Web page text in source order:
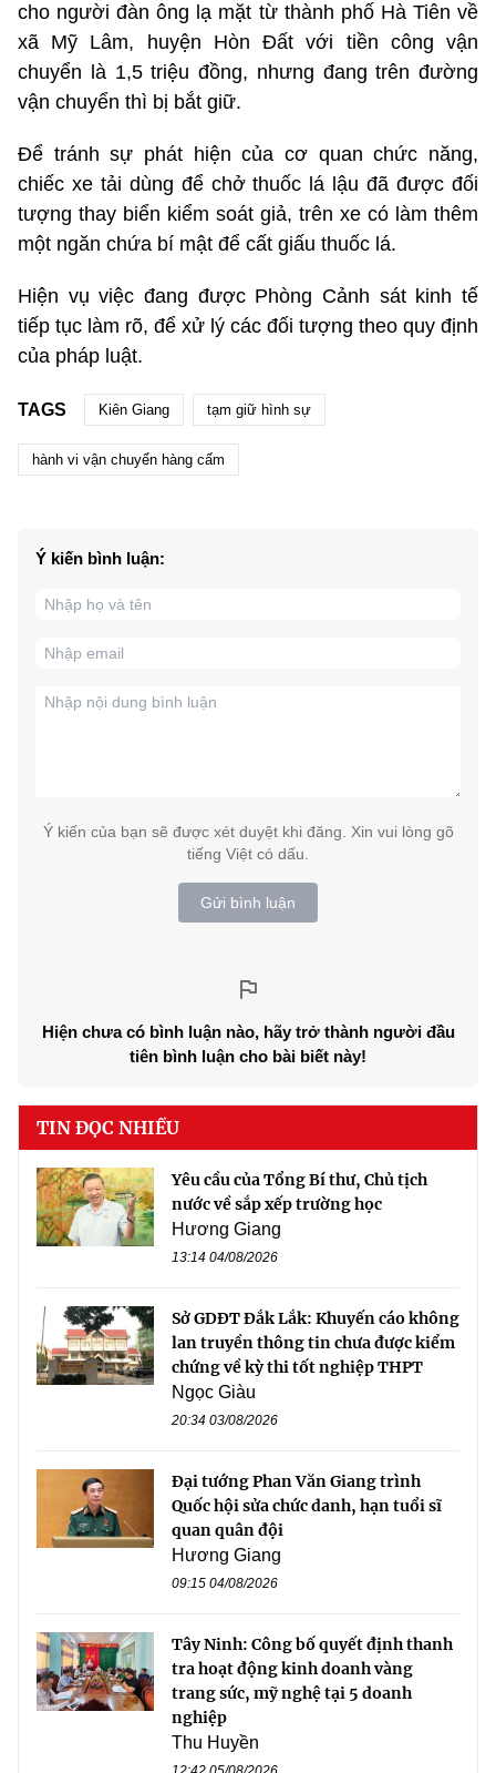
cho người đàn ông lạ mặt từ thành phố Hà Tiên về
xã Mỹ Lâm, huyện Hòn Đất với tiền công vận
chuyển là 1,5 triệu đồng, nhưng đang trên đường
vận chuyển thì bị bắt giữ.
Để tránh sự phát hiện của cơ quan chức năng,
chiếc xe tải dùng để chở thuốc lá lậu đã được đối
tượng thay biển kiểm soát giả, trên xe có làm thêm
một ngăn chứa bí mật để cất giấu thuốc lá.
Hiện vụ việc đang được Phòng Cảnh sát kinh tế
tiếp tục làm rõ, để xử lý các đối tượng theo quy định
của pháp luật.
TAGS Kiên Giang tạm giữ hình sự
hành vi vận chuyển hàng cấm
Ý kiến bình luận:
Ý kiến của bạn sẽ được xét duyệt khi đăng. Xin vui lòng gõ
tiếng Việt có dấu.
Gửi bình luận
Hiện chưa có bình luận nào, hãy trở thành người đầu
tiên bình luận cho bài biết này!
TIN ĐỌC NHIỀU
Yêu cầu của Tổng Bí thư, Chủ tịch
nước về sắp xếp trường học
Hương Giang
13:14 04/08/2026
Sở GDĐT Đắk Lắk: Khuyến cáo không
lan truyền thông tin chưa được kiểm
chứng về kỳ thi tốt nghiệp THPT
Ngọc Giàu
20:34 03/08/2026
Đại tướng Phan Văn Giang trình
Quốc hội sửa chức danh, hạn tuổi sĩ
quan quân đội
Hương Giang
09:15 04/08/2026
Tây Ninh: Công bố quyết định thanh
tra hoạt động kinh doanh vàng
trang sức, mỹ nghệ tại 5 doanh
nghiệp
Thu Huyền